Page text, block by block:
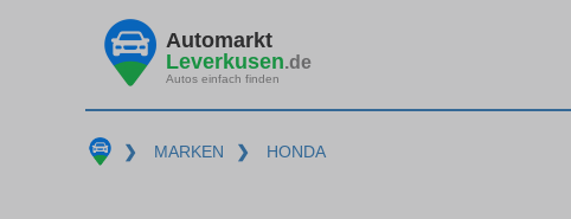
Automarkt
Leverkusen.de
Autos einfach finden
❯ MARKEN ❯ HONDA